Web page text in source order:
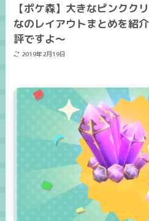
【ポケ森】大きなピンクク
なのレイアウトまとめを紹
評ですよ～
2019年2月19日